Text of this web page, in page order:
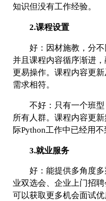
知识但没有工作经验。
2.课程设置
好：因材施教，分不
并且课程内容循序渐进
更易操作。课程内容更
需求相符。
不好：只有一个班型
所有人群。课程内容更
际Python工作中已经用不
3.就业服务
好：能提供多角度多
业双选会、企业上门招
可以获取更多机会面试优